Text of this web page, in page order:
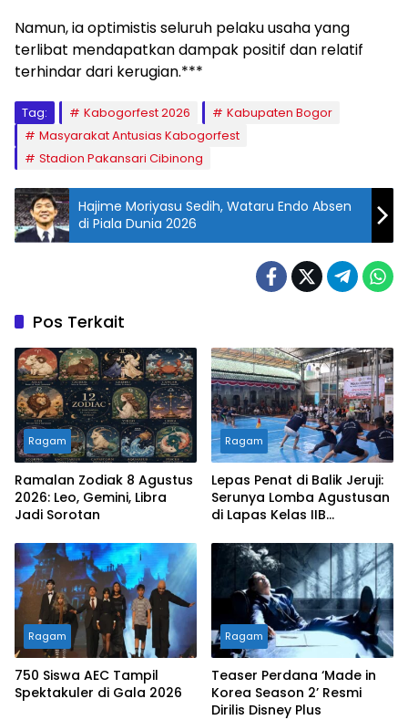
Namun, ia optimistis seluruh pelaku usaha yang
terlibat mendapatkan dampak positif dan relatif
terhindar dari kerugian.***
Tag: Kabogorfest 2026
Kabupaten Bogor
Masyarakat Antusias Kabogorfest
Stadion Pakansari Cibinong
Hajime Moriyasu Sedih, Wataru Endo Absen
di Piala Dunia 2026
Pos Terkait
Ragam
Ramalan Zodiak 8 Agustus
2026: Leo, Gemini, Libra
Jadi Sorotan
Ragam
Lepas Penat di Balik Jeruji:
Serunya Lomba Agustusan
di Lapas Kelas IIB
Ragam
750 Siswa AEC Tampil
Spektakuler di Gala 2026
Ragam
Teaser Perdana ‘Made in
Korea Season 2’ Resmi
Dirilis Disney Plus